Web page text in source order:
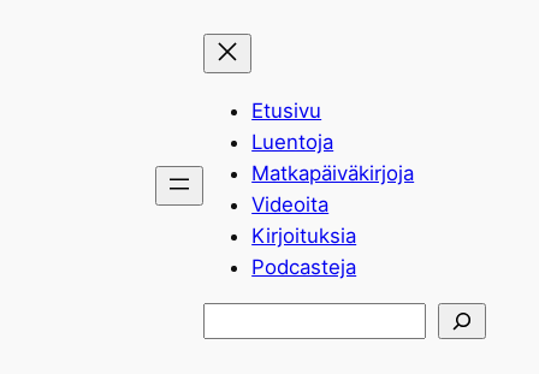
Etusivu
Luentoja
Matkapäiväkirjoja
Videoita
Kirjoituksia
Podcasteja